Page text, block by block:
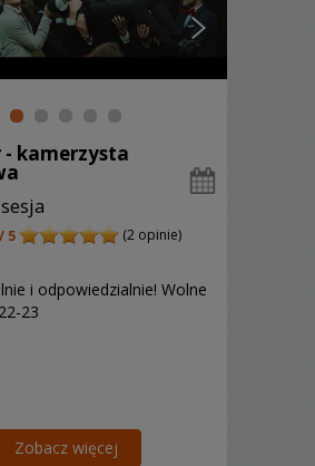
kamerzysta
5
(2 opinie)
i odpowiedzialnie! Wolne
23
Zobacz więcej